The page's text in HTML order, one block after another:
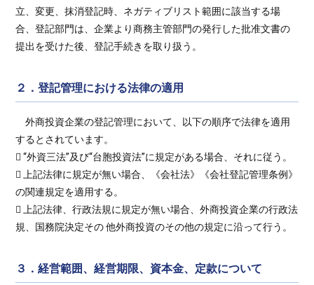
立、変更、抹消登記時、ネガティブリスト範囲に該当する場
合、登記部門は、企業より商務主管部門の発行した批准文書の
提出を受けた後、登記手続きを取り扱う。
２．登記管理における法律の適用
外商投資企業の登記管理において、以下の順序で法律を適用
するとされています。
 “外資三法”及び“台胞投資法”に規定がある場合、それに従う。
 上記法律に規定が無い場合、《会社法》《会社登記管理条例》
の関連規定を適用する。
 上記法律、行政法規に規定が無い場合、外商投資企業の行政法
規、国務院決定その 他外商投資のその他の規定に沿って行う。
３．経営範囲、経営期限、資本金、定款について